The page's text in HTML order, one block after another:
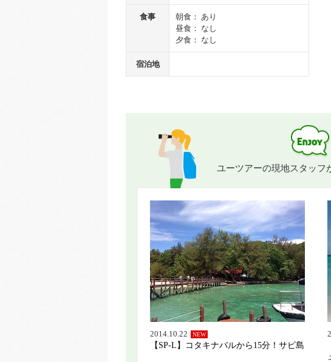
食事
朝食： あり
昼食： なし
夕食： なし
宿泊地
ユーツアーの現地スタッフ
2014.10.22 NEW
【SP-L】コタキナバルから15分！サピ島